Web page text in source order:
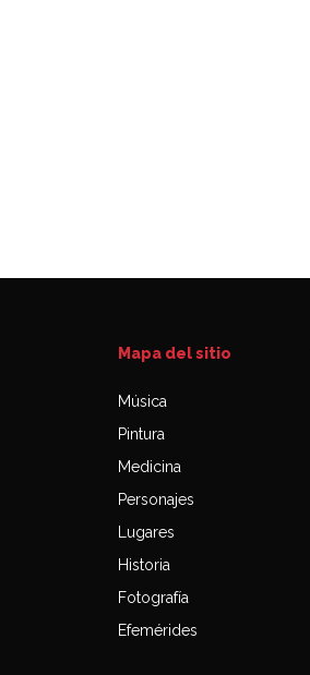
Mapa del sitio
Música
Pintura
Medicina
Personajes
Lugares
Historia
Fotografía
Efemérides